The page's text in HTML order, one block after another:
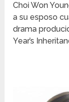
Choi Won
a su esposo
drama
Year’s